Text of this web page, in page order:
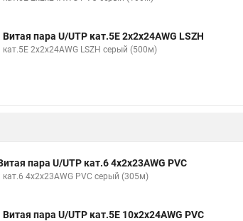
пара U/UTP кат.5E 2х2х24AWG LSZH
кат.5E 2х2х24AWG LSZH серый (500м)
пара U/UTP кат.6 4х2х23AWG PVC
кат.6 4х2х23AWG PVC серый (305м)
пара U/UTP кат.5E 10х2х24AWG PVC